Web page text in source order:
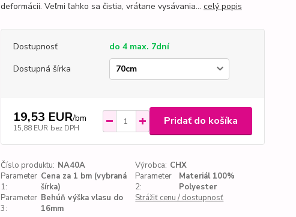
deformácii. Veľmi ľahko sa čistia, vrátane vysávania... celý popis
Dostupnosť
do 4 max. 7dní
Dostupná šírka
19,53 EUR/bm
15,88 EUR bez DPH
Pridať do košíka
Číslo produktu: NA40A Výrobca: CHX
Parameter
1:
Cena za 1 bm (vybraná
šírka)
Parameter
2:
Materiál 100%
Polyester
Parameter
3:
Behúň výška vlasu do
16mm
Strážiť cenu / dostupnosť